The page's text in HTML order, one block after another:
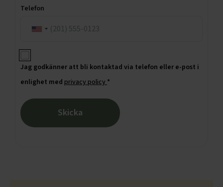
Telefon
Jag godkänner att bli kontaktad via telefon eller e-post i
enlighet med privacy policy*
Skicka